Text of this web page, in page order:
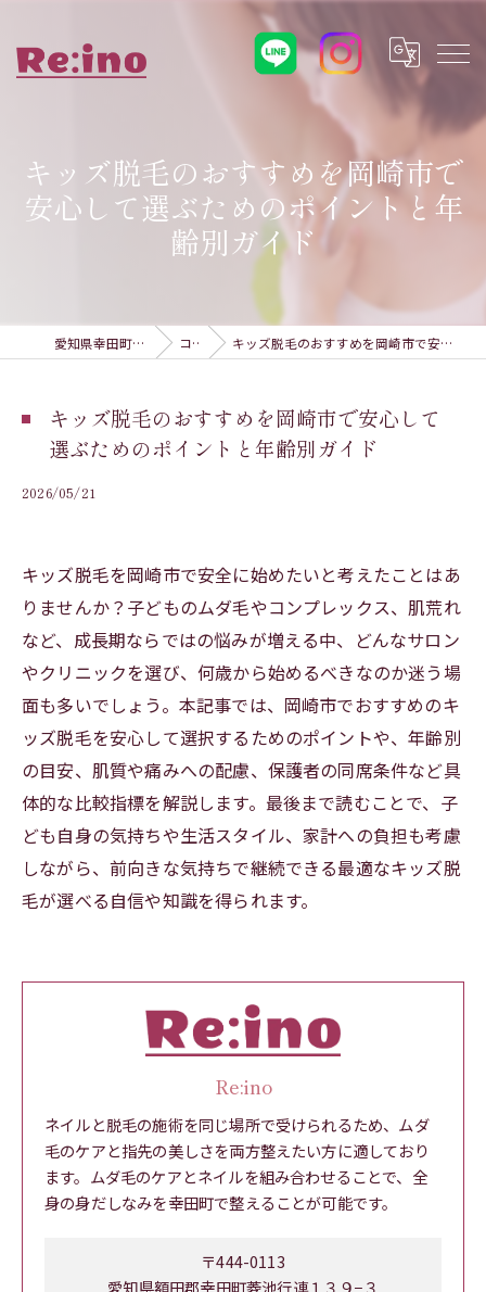
キッズ脱毛のおすすめを岡崎市で
安心して選ぶためのポイントと年
齢別ガイド
愛知県幸田町の脱毛ならRe:ino コラム キッズ脱毛のおすすめを岡崎市で安心して選ぶためのポイントと年齢別ガイド
キッズ脱毛のおすすめを岡崎市で安心して
選ぶためのポイントと年齢別ガイド
2026/05/21
キッズ脱毛を岡崎市で安全に始めたいと考えたことはあ
りませんか？子どものムダ毛やコンプレックス、肌荒れ
など、成長期ならではの悩みが増える中、どんなサロン
やクリニックを選び、何歳から始めるべきなのか迷う場
面も多いでしょう。本記事では、岡崎市でおすすめのキ
ッズ脱毛を安心して選択するためのポイントや、年齢別
の目安、肌質や痛みへの配慮、保護者の同席条件など具
体的な比較指標を解説します。最後まで読むことで、子
ども自身の気持ちや生活スタイル、家計への負担も考慮
しながら、前向きな気持ちで継続できる最適なキッズ脱
毛が選べる自信や知識を得られます。
Re:ino
ネイルと脱毛の施術を同じ場所で受けられるため、ムダ
毛のケアと指先の美しさを両方整えたい方に適しており
ます。ムダ毛のケアとネイルを組み合わせることで、全
身の身だしなみを幸田町で整えることが可能です。
〒444-0113
愛知県額田郡幸田町菱池行連１３９−３